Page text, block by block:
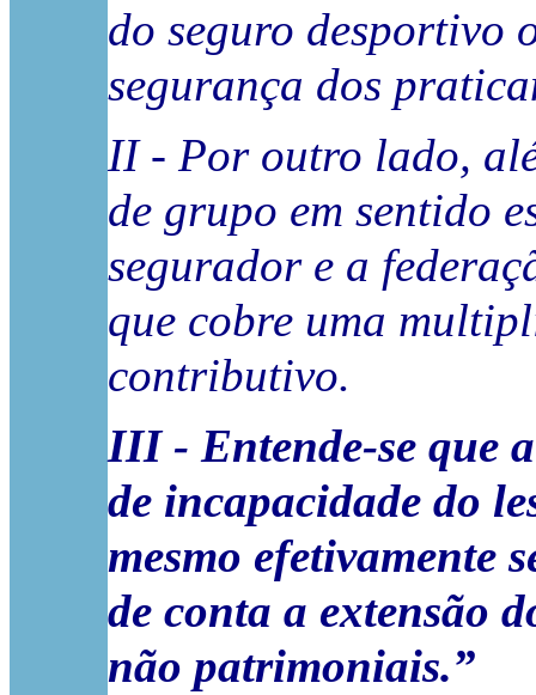
do seguro desportivo
segurança dos
II - Por outro lado,
de grupo em sentido
segurador e a
que cobre uma
contributivo.
III - Entende-se que
de incapacidade do
mesmo efetivamente
de conta a extensão
não patrimoniais.”